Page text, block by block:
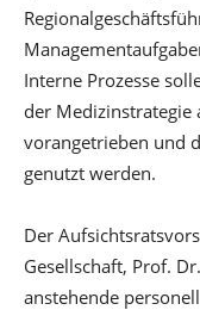
Interne Prozesse
der Medizinstrategie
vorangetrieben und
genutzt werden.
Der
Gesellschaft, Prof.
anstehende